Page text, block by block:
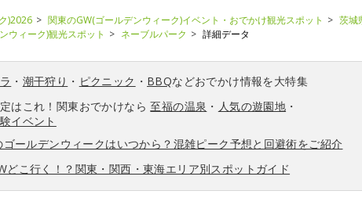
)2026 関東のGW(ゴールデンウィーク)イベント・おでかけ観光スポット
茨城
ウィーク)観光スポット
ネーブルパーク 詳細データ
・ 潮干狩り ・ ピクニック ・ BBQなどおでかけ情報を大特集
はこれ！関東おでかけなら至福の温泉 ・ 人気の遊園地 ・
イベント
ールデンウィークはいつから？混雑ピーク予想と回避術をご紹介
どこ行く！？関東・関西・東海エリア別スポットガイド